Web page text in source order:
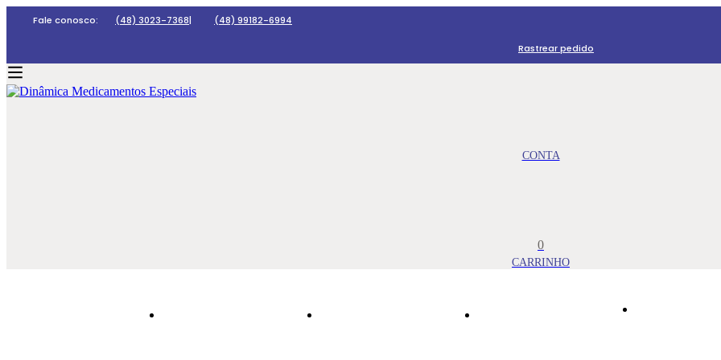
Fale conosco: (48) 3023-7368| (48) 99182-6994
Rastrear pedido
0